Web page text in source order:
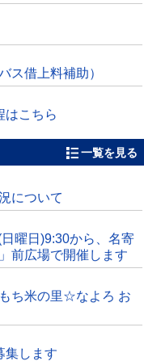
ス借上料補助）
はこちら
一覧を見る
について
曜日)9:30から、名寄
前広場で開催します
ち米の里☆なよろ お
集します